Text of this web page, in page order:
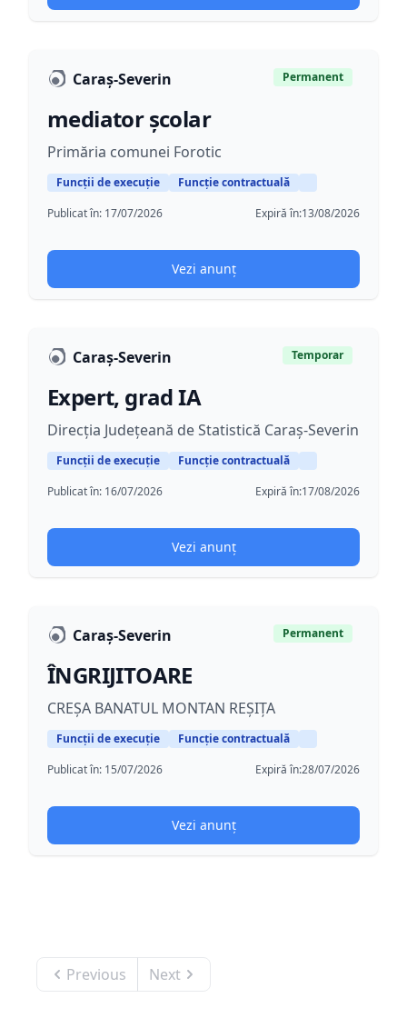
Caraș-Severin Permanent
mediator școlar
Primăria comunei Forotic
Funcții de execuție
Funcție contractuală
Publicat în: 17/07/2026 Expiră în:13/08/2026
Vezi anunț
Caraș-Severin Temporar
Expert, grad IA
Direcția Județeană de Statistică Caraș-Severin
Funcții de execuție
Funcție contractuală
Publicat în: 16/07/2026 Expiră în:17/08/2026
Vezi anunț
Caraș-Severin Permanent
ÎNGRIJITOARE
CREȘA BANATUL MONTAN REȘIȚA
Funcții de execuție
Funcție contractuală
Publicat în: 15/07/2026 Expiră în:28/07/2026
Vezi anunț
Previous Next